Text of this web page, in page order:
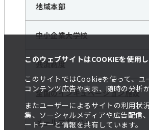
このウェブサイトはCOOKIEを使用
このサイトではCookieを使って、ユ
コンテンツ広告や表示、随時の分析
またユーザーによるサイトの利用状
集、ソーシャルメディアや広告配信
ートナーと情報を共有しています。
地域本部
中小企業大学校
共済制度
全国のインキュベーション施設
メールマガジン